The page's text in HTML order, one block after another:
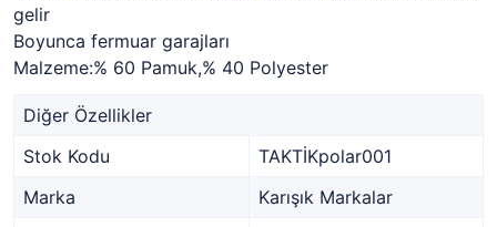
gelir
Boyunca fermuar garajları
Malzeme:% 60 Pamuk,% 40 Polyester
Diğer Özellikler
Stok Kodu
TAKTİKpolar001
Marka
Karışık Markalar